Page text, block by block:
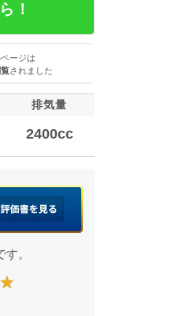
！
ページは
覧されました
排気量
2400cc
。
★